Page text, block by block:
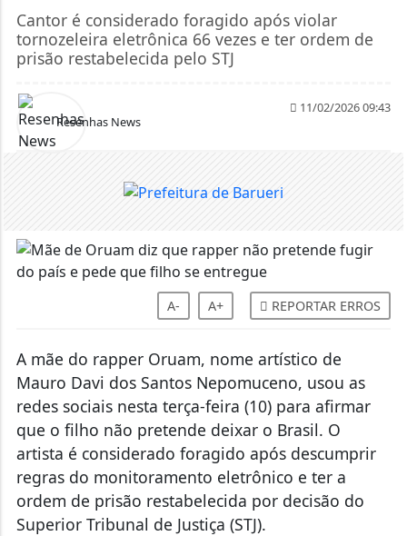
Cantor é considerado foragido após violar
tornozeleira eletrônica 66 vezes e ter ordem de
prisão restabelecida pelo STJ
Resenhas News
11/02/2026 09:43
A- A+ REPORTAR ERROS
A mãe do rapper Oruam, nome artístico de
Mauro Davi dos Santos Nepomuceno, usou as
redes sociais nesta terça-feira (10) para afirmar
que o filho não pretende deixar o Brasil. O
artista é considerado foragido após descumprir
regras do monitoramento eletrônico e ter a
ordem de prisão restabelecida por decisão do
Superior Tribunal de Justiça (STJ).